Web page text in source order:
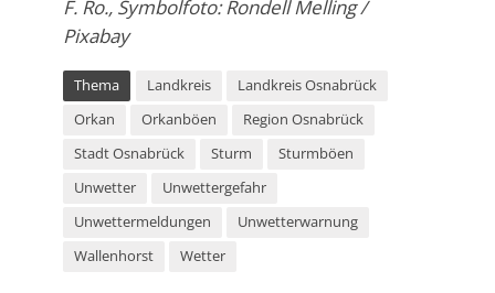
F. Ro., Symbolfoto: Rondell Melling /
Pixabay
Thema Landkreis
Landkreis Osnabrück
Orkan
Orkanböen
Region Osnabrück
Stadt Osnabrück
Sturm
Sturmböen
Unwetter
Unwettergefahr
Unwettermeldungen
Unwetterwarnung
Wallenhorst
Wetter